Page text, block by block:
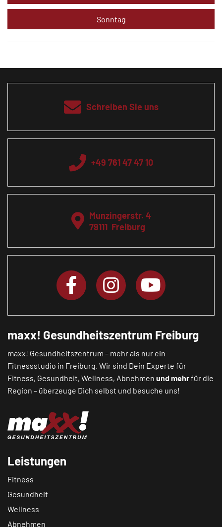
Sonntag
Schreiben Sie uns
+49 761 47 47 10
Munzingerstr. 4
79111 Freiburg
maxx! Gesundheitszentrum Freiburg
maxx! Gesundheitszentrum – mehr als nur ein
Fitnessstudio in Freiburg. Wir sind Dein Experte für
Fitness, Gesundheit, Wellness, Abnehmen und mehrfür die
Region – überzeuge Dich selbst und besuche uns!
Leistungen
Fitness
Gesundheit
Wellness
Abnehmen